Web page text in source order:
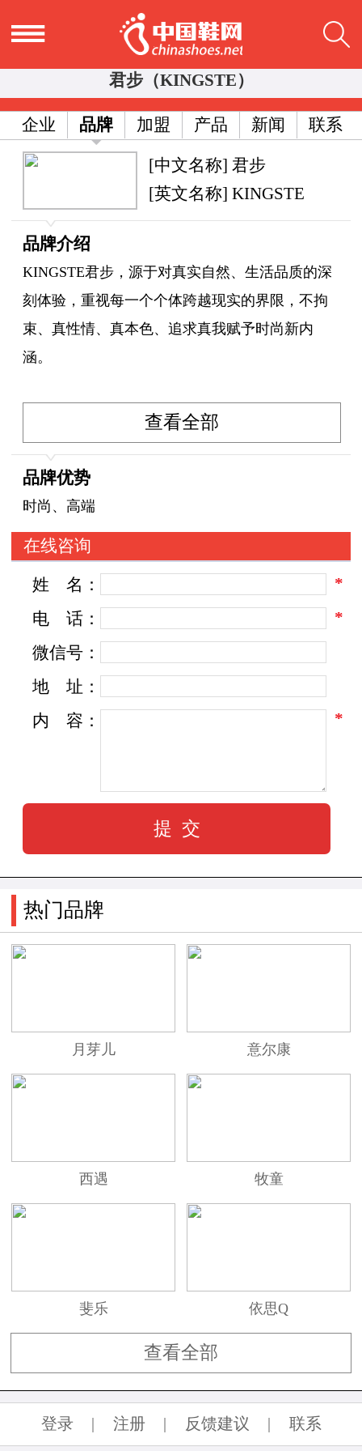
君步（KINGSTE）
企业 品牌 加盟 产品 新闻 联系
[中文名称] 君步
[英文名称] KINGSTE
品牌介绍
KINGSTE君步，源于对真实自然、生活品质的深
刻体验，重视每一个个体跨越现实的界限，不拘
束、真性情、真本色、追求真我赋予时尚新内
涵。
查看全部
品牌优势
时尚、高端
在线咨询
姓
名：
*
电
话：
*
微信号：
地
址：
内
容： *
热门品牌
月芽儿 意尔康
西遇 牧童
斐乐 依思Q
查看全部
登录 注册 反馈建议 联系